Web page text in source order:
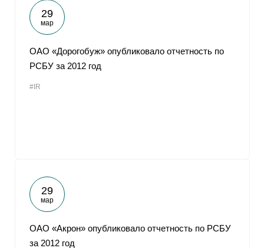
29
мар
ОАО «Дорогобуж» опубликовало отчетность по
РСБУ за 2012 год
#IR
29
мар
ОАО «Акрон» опубликовало отчетность по РСБУ
за 2012 год